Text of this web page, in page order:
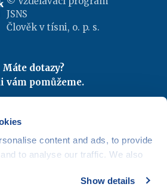
content and ads, to provide
to analyse our traffic. We also
analytics partners who may
Show details
JSNS
Člověk v tísni, o. p. s.
Máte dotazy?
vám pomůžeme.
newslettery
webu |Kariéra
údaje|Cookies